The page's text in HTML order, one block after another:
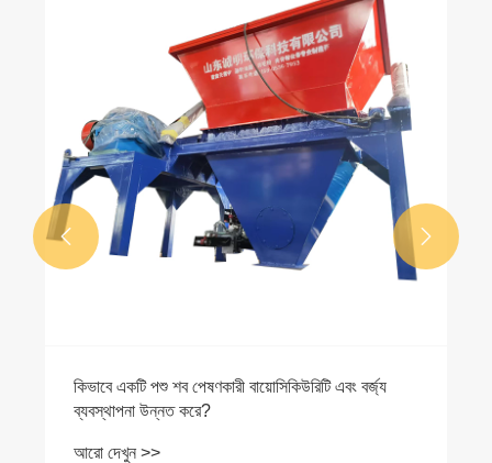
কিভাবে ফার্মের ক্ষতিহীন চিকিত্সা সরঞ্জাম বর্জ্য ব্যবস্থাপনা এবং
পরিবেশগত সুরক্ষা উন্নত করে?
 